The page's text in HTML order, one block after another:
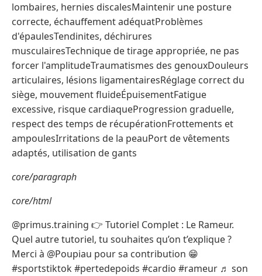
lombaires, hernies discalesMaintenir une posture
correcte, échauffement adéquatProblèmes
d'épaulesTendinites, déchirures
musculairesTechnique de tirage appropriée, ne pas
forcer l'amplitudeTraumatismes des genouxDouleurs
articulaires, lésions ligamentairesRéglage correct du
siège, mouvement fluideÉpuisementFatigue
excessive, risque cardiaqueProgression graduelle,
respect des temps de récupérationFrottements et
ampoulesIrritations de la peauPort de vêtements
adaptés, utilisation de gants
core/paragraph
core/html
@primus.training 👉 Tutoriel Complet : Le Rameur.
Quel autre tutoriel, tu souhaites qu’on t’explique ?
Merci à @Poupiau pour sa contribution 😁
#sportstiktok #pertedepoids #cardio #rameur ♬ son